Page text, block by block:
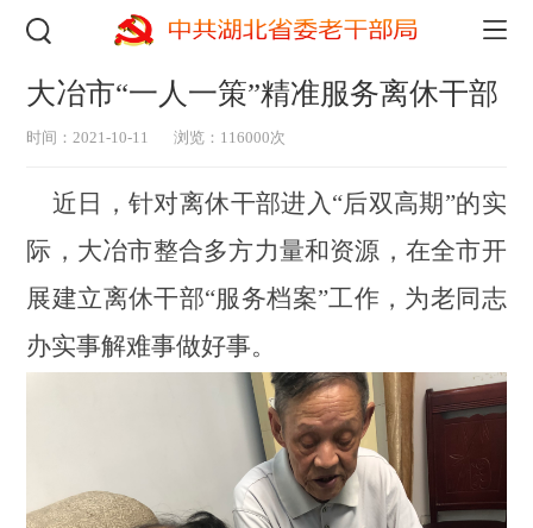
大冶市“一人一策”精准服务离休干部
时间：2021-10-11 浏览：116000次
近日，针对离休干部进入“后双高期”的实
际，大冶市整合多方力量和资源， 在全市开
展建立离休干部“服务档案”工作， 为老同志
办实事解难事做好事。